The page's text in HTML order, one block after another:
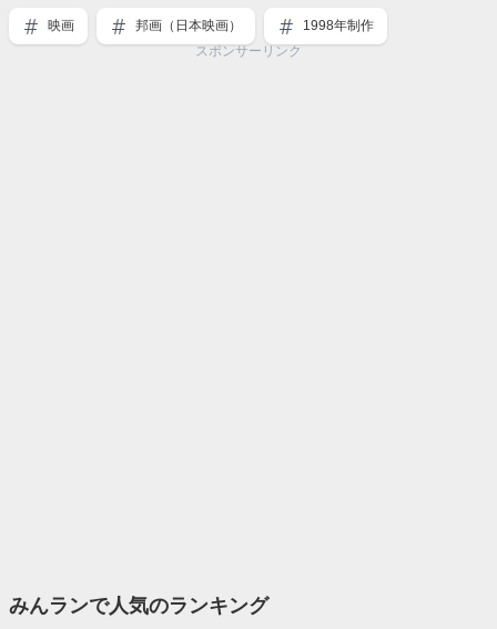
映画 邦画（日本映画）
1998年制作
スポンサーリンク
みんランで人気のランキング